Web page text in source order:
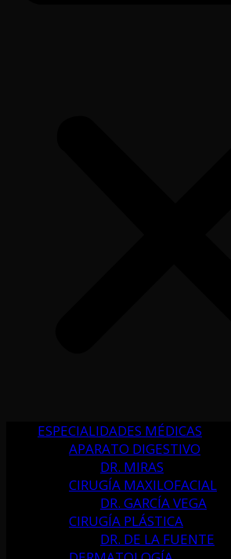
ESPECIALIDADES MÉDICAS
APARATO DIGESTIVO
DR. MIRAS
CIRUGÍA MAXILOFACIAL
DR. GARCÍA VEGA
CIRUGÍA PLÁSTICA
DR. DE LA FUENTE